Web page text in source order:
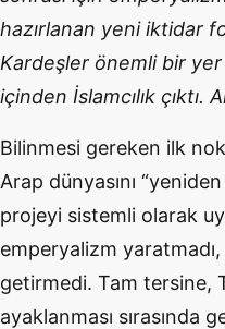
hazırlanan yeni iktidar
Kardeşler önemli bir
içinden İslamcılık çıktı.
Bilinmesi gereken ilk
Arap dünyasını
projeyi sistemli olarak
emperyalizm
getirmedi. Tam tersine,
ayaklanması sırasında